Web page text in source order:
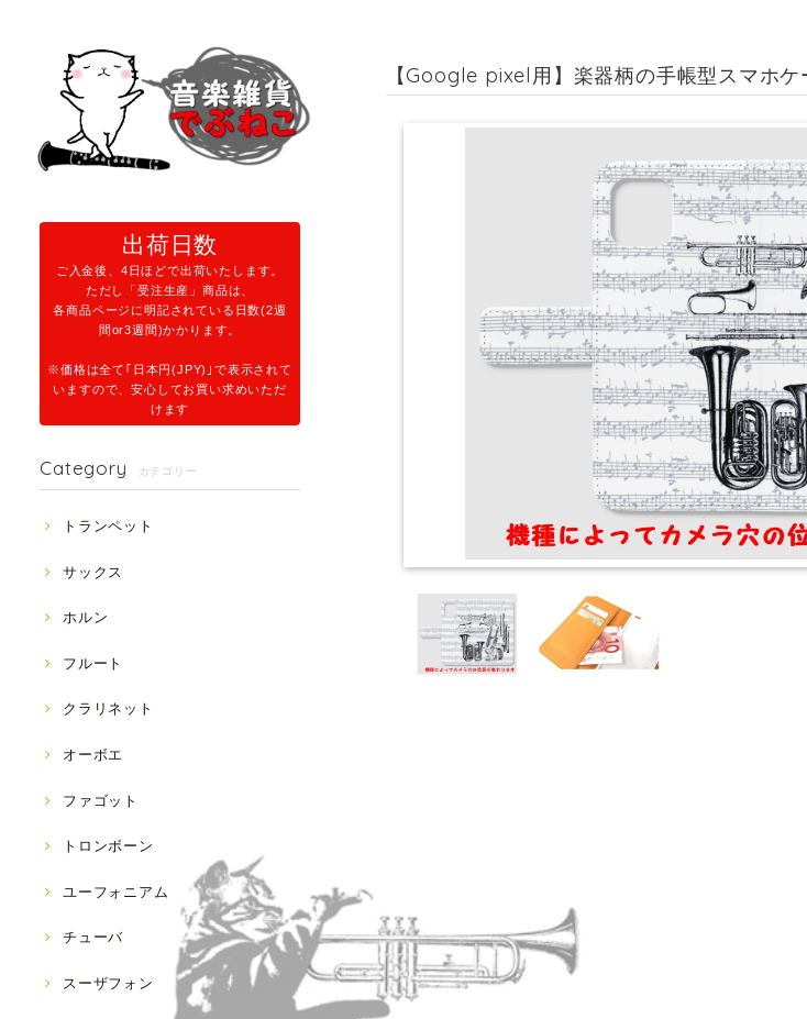
出荷日数
ご入金後、4日ほどで出荷いたします。
ただし「受注生産」商品は、
各商品ページに明記されている日数(2週
間or3週間)かかります。
※価格は全て｢日本円(JPY)｣で表示されて
いますので、安心してお買い求めいただ
けます
Category カテゴリー
トランペット
サックス
ホルン
フルート
クラリネット
オーボエ
ファゴット
トロンボーン
ユーフォニアム
チューバ
スーザフォン
【Google pixel用】楽器柄の手帳型スマホケ